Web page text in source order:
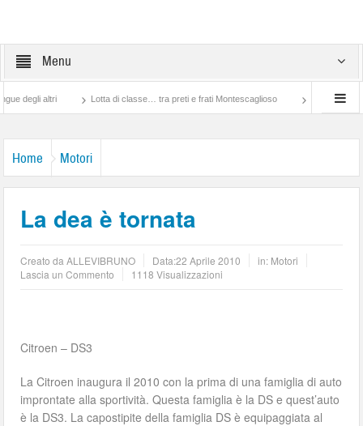
Menu
altri Lotta di classe… tra preti e frati Montescaglioso Tonache, peccati,
Home Motori
La dea è tornata
Creato daALLEVIBRUNO Data:22 Aprile 2010 in: Motori
Lascia un Commento
1118 Visualizzazioni
Citroen – DS3
La Citroen inaugura il 2010 con la prima di una famiglia di auto
improntate alla sportività. Questa famiglia è la DS e quest’auto
è la DS3. La capostipite della famiglia DS è equipaggiata al